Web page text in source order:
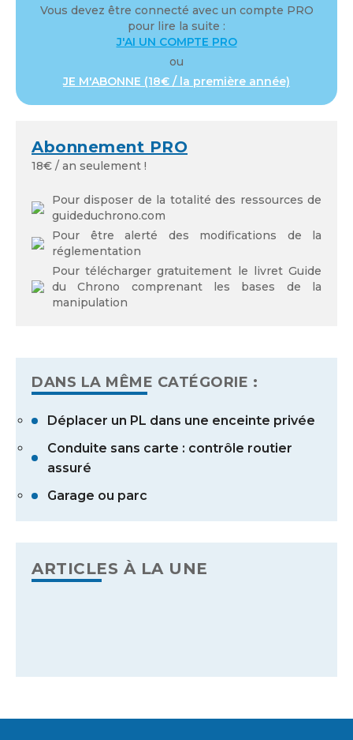
Vous devez être connecté avec un compte PRO
pour lire la suite :
J'AI UN COMPTE PRO
ou
JE M'ABONNE (18€ / la première année)
Abonnement PRO
18€ / an seulement !
Pour disposer de la totalité des ressources de
guideduchrono.com
Pour être alerté des modifications de la
réglementation
Pour télécharger gratuitement le livret Guide
du Chrono comprenant les bases de la
manipulation
Se souvenir de moi
Mot de passe oublié
DANS LA MÊME CATÉGORIE :
Déplacer un PL dans une enceinte privée
Conduite sans carte : contrôle routier
assuré
Garage ou parc
ARTICLES À LA UNE